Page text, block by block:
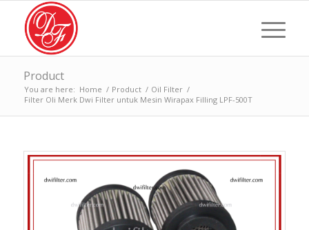
Product
You are here: Home / Product / Oil Filter /
Filter Oli Merk Dwi Filter untuk Mesin Wirapax Filling LPF-500T